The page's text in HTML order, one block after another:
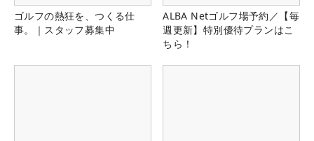
ゴルフの熱狂を、つくる仕
事。｜スタッフ募集中
ALBA Netゴルフ場予約／【毎
週更新】特別優待プランはこ
ちら！